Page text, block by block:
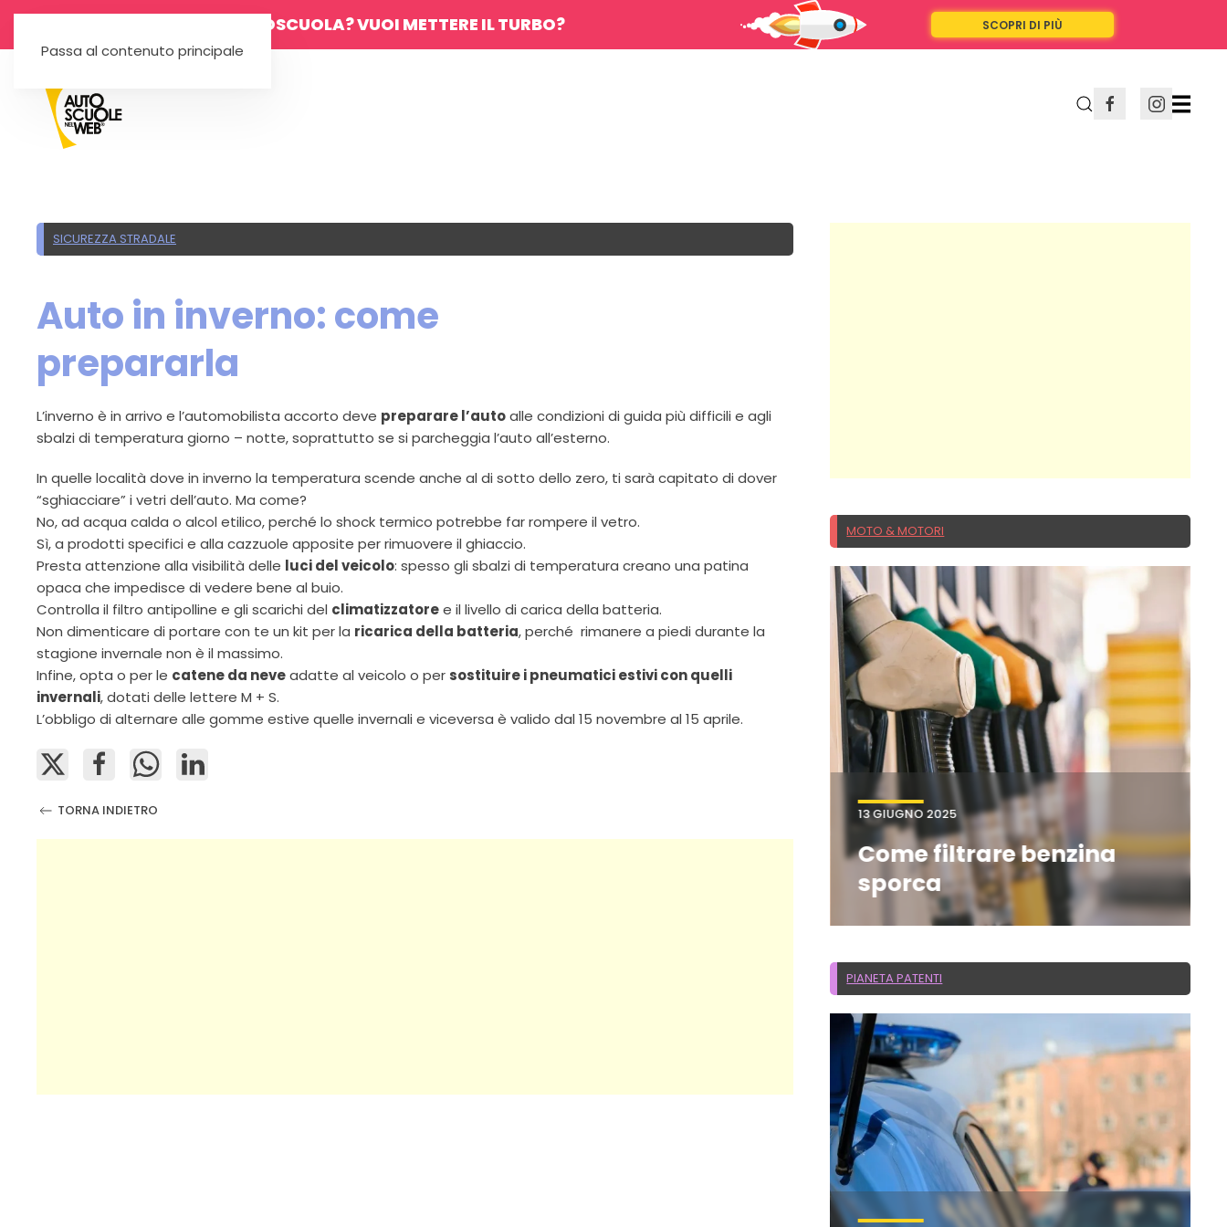
Passa al contenuto principale
SEI UN'AUTOSCUOLA? VUOI METTERE IL TURBO? SCOPRI DI PIÙ
SICUREZZA STRADALE
Auto in inverno: come
prepararla
L’inverno è in arrivo e l’automobilista accorto deve preparare l’autoalle condizioni di guida più difficili e agli
sbalzi di temperatura giorno – notte, soprattutto se si parcheggia l’auto all’esterno.
In quelle località dove in inverno la temperatura scende anche al di sotto dello zero, ti sarà capitato di dover
“sghiacciare” i vetri dell’auto. Ma come?
No, ad acqua calda o alcol etilico, perché lo shock termico potrebbe far rompere il vetro.
Sì, a prodotti specifici e alla cazzuole apposite per rimuovere il ghiaccio.
Presta attenzione alla visibilità delle luci del veicolo: spesso gli sbalzi di temperatura creano una patina
opaca che impedisce di vedere bene al buio.
Controlla il filtro antipolline e gli scarichi del climatizzatoree il livello di carica della batteria.
Non dimenticare di portare con te un kit per la ricarica della batteria, perché rimanere a piedi durante la
stagione invernale non è il massimo.
Infine, opta o per le catene da neveadatte al veicolo o per sostituire i pneumatici estivi con quelli
invernali, dotati delle lettere M + S.
L’obbligo di alternare alle gomme estive quelle invernali e viceversa è valido dal 15 novembre al 15 aprile.
TORNA INDIETRO
MOTO & MOTORI
13 GIUGNO 2025
Come filtrare benzina
sporca
PIANETA PATENTI